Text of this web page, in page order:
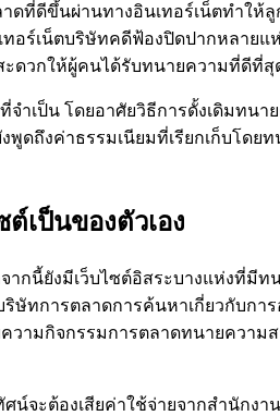
ที่ดีขึ้นผ่านทางอินเทอร์เน็ตทำให้
ร์เน็ตบริษัทคดีฟ้องปิดปากหลาย
ดวกให้ผู้คนได้รับทนายความที่ดีที่
ำเป็น โดยอาศัยวิธีการดั้งเดิมท
ดถึงค่าธรรมเนียมที่เรียกเก็บโดย
เป็นของตัวเอง
ากนี้ยังมีเว็บไซต์อิสระบางแห่งที่มี
ษัทการตลาดการค้นหาเกี่ยวกับก
วามกิจกรรมการตลาดทนายควา
จะต้องเสียค่าใช้จ่ายจากสำนักง